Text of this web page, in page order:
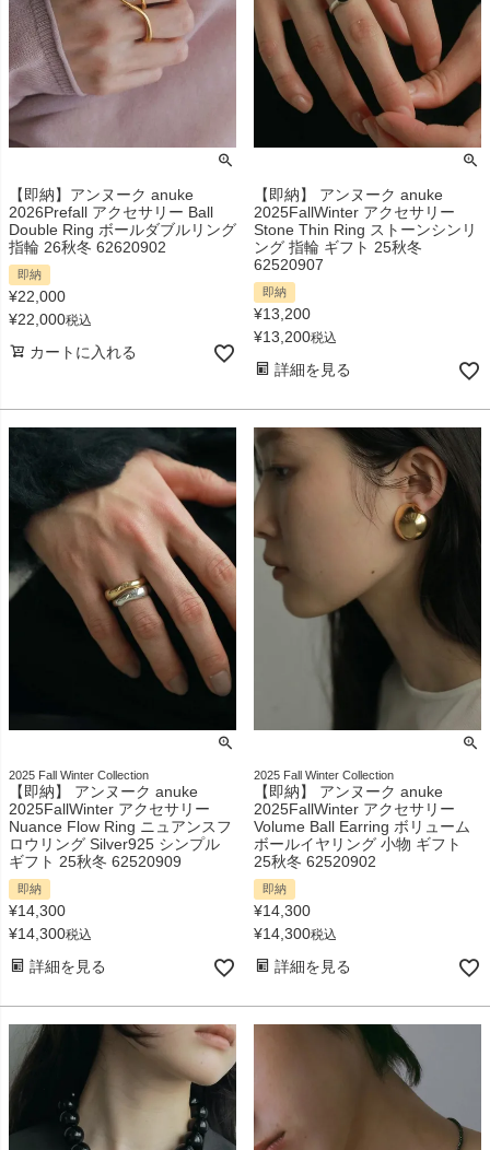
【即納】アンヌーク anuke
2026Prefall アクセサリー Ball
Double Ring ボールダブルリング
指輪 26秋冬 62620902
即納
¥22,000
¥22,000税込
カートに入れる
【即納】 アンヌーク anuke
2025FallWinter アクセサリー
Stone Thin Ring ストーンシンリ
ング 指輪 ギフト 25秋冬
62520907
即納
¥13,200
¥13,200税込
詳細を見る
2025 Fall Winter Collection
【即納】 アンヌーク anuke
2025FallWinter アクセサリー
Nuance Flow Ring ニュアンスフ
ロウリング Silver925 シンプル
ギフト 25秋冬 62520909
即納
¥14,300
¥14,300税込
詳細を見る
2025 Fall Winter Collection
【即納】 アンヌーク anuke
2025FallWinter アクセサリー
Volume Ball Earring ボリューム
ボールイヤリング 小物 ギフト
25秋冬 62520902
即納
¥14,300
¥14,300税込
詳細を見る